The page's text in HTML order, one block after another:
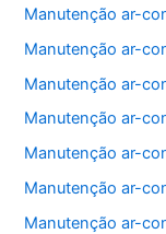
Manutenção ar-
Manutenção ar-
Manutenção ar-
Manutenção ar-
Manutenção ar-
Manutenção ar-
Manutenção ar-